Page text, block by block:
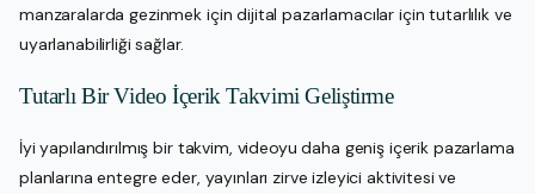
manzaralarda gezinmek için dijital pazarlamacılar için tutarlılık ve
uyarlanabilirliği sağlar.
Tutarlı Bir Video İçerik Takvimi Geliştirme
İyi yapılandırılmış bir takvim, videoyu daha geniş içerik pazarlama
planlarına entegre eder, yayınları zirve izleyici aktivitesi ve